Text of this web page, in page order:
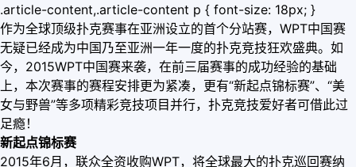
.article-content,.article-content p { font-size: 18px; }
作为全球顶级扑克赛事在亚洲设立的首个分站赛，WPT中国赛
无疑已经成为中国乃至亚洲一年一度的扑克竞技狂欢盛典。如
今，2015WPT中国赛来袭，在前三届赛事的成功经验的基础
上，本次赛事的赛程安排更为紧凑，更有“新起点锦标赛”、“美
女与野兽”等多项精彩竞技项目并行，扑克竞技爱好者可借此过
足瘾！
新起点锦标赛
2015年6月，联众全资收购WPT，将全球最大的扑克巡回赛纳